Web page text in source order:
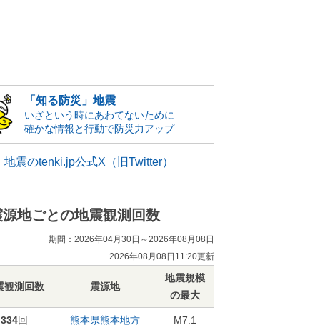
「知る防災」地震
いざという時にあわてないために
確かな情報と行動で防災力アップ
地震のtenki.jp公式X（旧Twitter）
源地ごとの地震観測回数
期間：2026年04月30日～2026年08月08日
2026年08月08日11:20更新
観測回数 震源地
地震規模
の最大
334回 熊本県熊本地方 M7.1